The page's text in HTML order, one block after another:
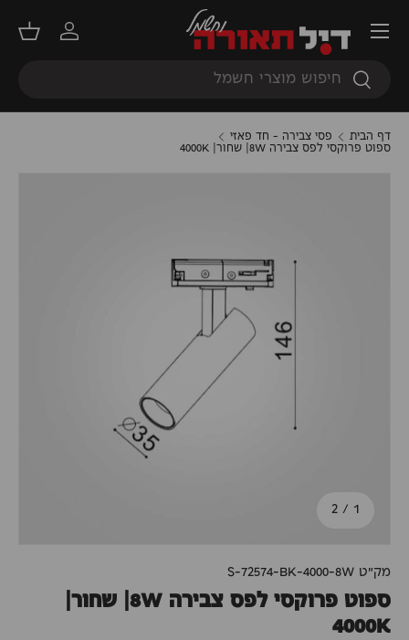
דילוג
חיפוש
חיפוש
התחברות
סל
תפריט
דף הבית
פסי צבירה - חד פאזי
ספוט פרוקסי לפס צבירה 8W| שחור| 4000K
1
/ מתוך
2
מק"ט S-72574-BK-4000-8W
ספוט פרוקסי לפס צבירה 8W| שחור|
4000K